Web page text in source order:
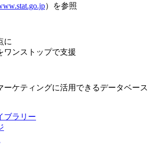
）を参照
に
ワンストップで支援
ーケティングに活用できるデータベース